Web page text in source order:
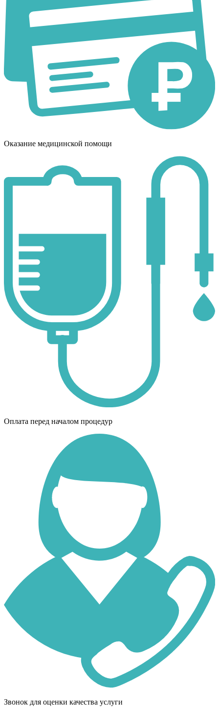
Оказание медицинской помощи
Оплата перед началом процедур
Звонок для оценки качества услуги